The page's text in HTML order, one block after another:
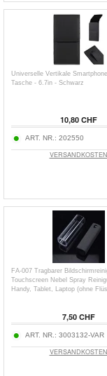
Universelle Vertikale
Tasche - 6.7in - Schwarz
10,80 CHF
ART. NR.: 202550
VERSANDKOSTEN
FA-007 Tragbarer
Touchscreen Nebel Spray
Handy, Tablet, Laptop (ohne
7,50 CHF
ART. NR.: 3003132-VAR
VERSANDKOSTEN